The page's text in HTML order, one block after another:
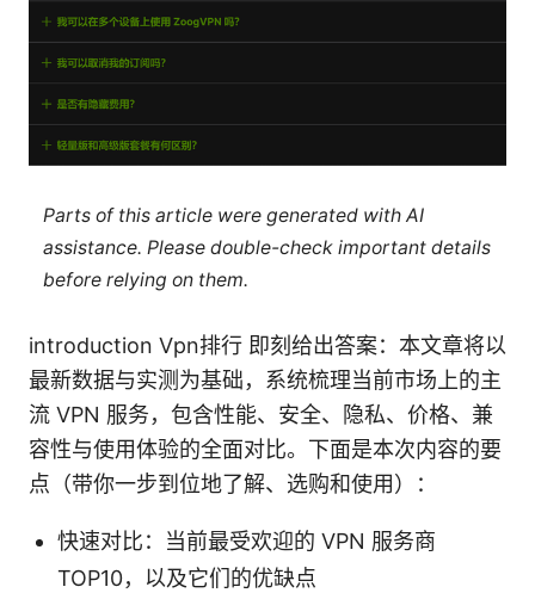
Parts of this article were generated with AI
assistance. Please double-check important details
before relying on them.
introduction Vpn排行 即刻给出答案：本文章将以
最新数据与实测为基础，系统梳理当前市场上的主
流 VPN 服务，包含性能、安全、隐私、价格、兼
容性与使用体验的全面对比。下面是本次内容的要
点（带你一步到位地了解、选购和使用）：
快速对比：当前最受欢迎的 VPN 服务商
TOP10，以及它们的优缺点